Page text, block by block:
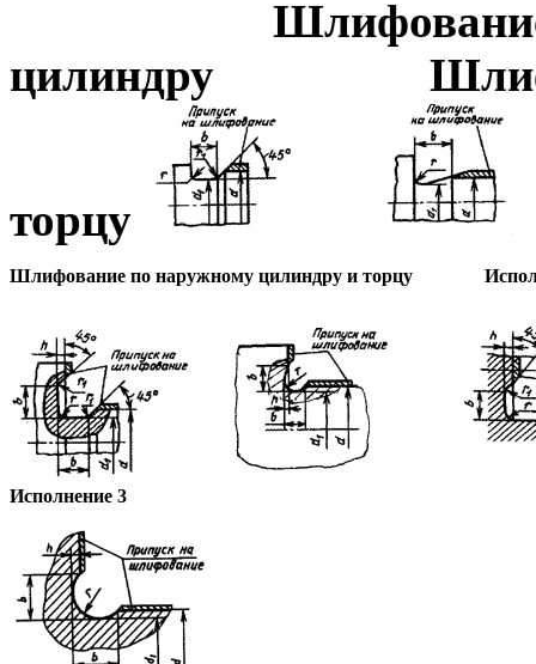
цилиндру
торцу
Шлифование по наружному цилиндру и торцу
Исполнение 3